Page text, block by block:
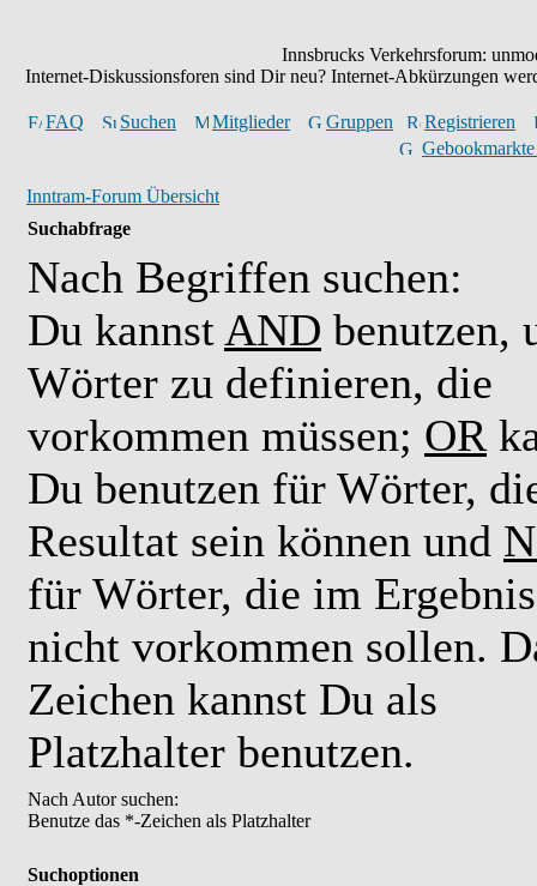
Innsbrucks Verkehrsforum:
Internet-Diskussionsforen sind Dir neu? Internet-Abkürzungen
FAQ Suchen Mitglieder Gruppen
Registrieren
Inntram-Forum Übersicht
Suchabfrage
Nach Begriffen suchen:
Du kannst AND benutzen,
Wörter zu definieren, die
vorkommen müssen; OR
Du benutzen für Wörter,
Resultat sein können und
für Wörter, die im Ergebnis
nicht vorkommen sollen.
Zeichen kannst Du als
Platzhalter benutzen.
Nach Autor suchen:
Benutze das *-Zeichen als Platzhalter
Suchoptionen